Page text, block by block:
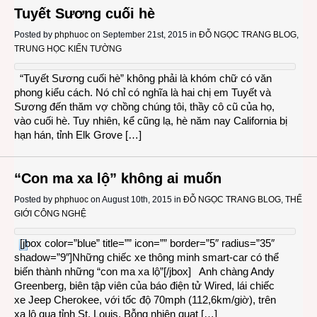
Tuyết Sương cuối hè
Posted by phphuoc on September 21st, 2015 in ĐỖ NGỌC TRANG BLOG,
TRUNG HỌC KIẾN TƯỜNG
“Tuyết Sương cuối hè” không phải là khóm chữ có văn
phong kiểu cách. Nó chỉ có nghĩa là hai chị em Tuyết và
Sương đến thăm vợ chồng chúng tôi, thầy cô cũ của họ,
vào cuối hè. Tuy nhiên, kể cũng lạ, hè năm nay California bị
hạn hán, tỉnh Elk Grove […]
“Con ma xa lộ” không ai muốn
Posted by phphuoc on August 10th, 2015 in ĐỖ NGỌC TRANG BLOG, THẾ
GIỚI CÔNG NGHỆ
[jbox color=”blue” title=”” icon=”” border=”5″ radius=”35″
shadow=”9″]Những chiếc xe thông minh smart-car có thể
biến thành những “con ma xa lộ”[/jbox] Anh chàng Andy
Greenberg, biên tập viên của báo điện tử Wired, lái chiếc
xe Jeep Cherokee, với tốc độ 70mph (112,6km/giờ), trên
xa lộ qua tỉnh St. Louis. Bỗng nhiên quạt […]